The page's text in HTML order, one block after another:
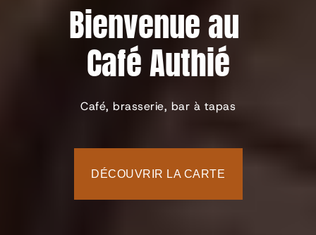
Bienvenue au
Café Authié
Café, brasserie, bar à tapas
DÉCOUVRIR LA CARTE